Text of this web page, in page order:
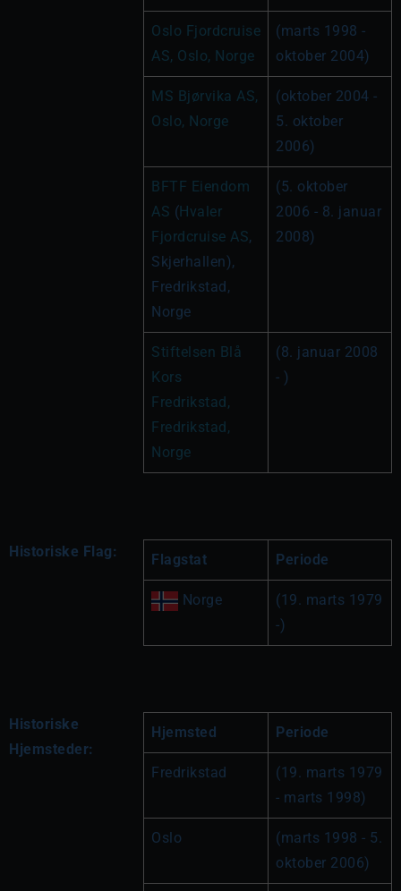
Oslo Fjordcruise
AS, Oslo, Norge
(marts 1998 -
oktober 2004)
MS Bjørvika AS,
Oslo, Norge
(oktober 2004 -
5. oktober
2006)
BFTF Eiendom
AS (Hvaler
Fjordcruise AS,
Skjerhallen),
Fredrikstad,
Norge
(5. oktober
2006 - 8. januar
2008)
Stiftelsen Blå
Kors
Fredrikstad,
Fredrikstad,
Norge
(8. januar 2008
- )
Historiske Flag: Flagstat Periode
Norge
(19. marts 1979
-)
Historiske
Hjemsteder:
Hjemsted Periode
Fredrikstad
(19. marts 1979
- marts 1998)
Oslo
(marts 1998 - 5.
oktober 2006)